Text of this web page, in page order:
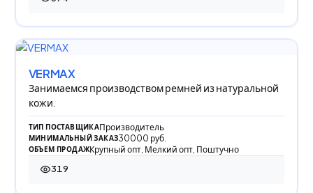
374 просмотра
VERMAX
Занимаемся производством ремней из натуральной
кожи.
ТИП ПОСТАВЩИКАПроизводитель
МИНИМАЛЬНЫЙ ЗАКАЗ30000 руб.
ОБЪЕМ ПРОДАЖКрупный опт, Мелкий опт, Поштучно
319
319 просмотров